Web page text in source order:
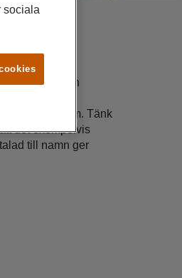
CV och den
veta mer om. Tänk
det exempelvis
till namn ger
sociala